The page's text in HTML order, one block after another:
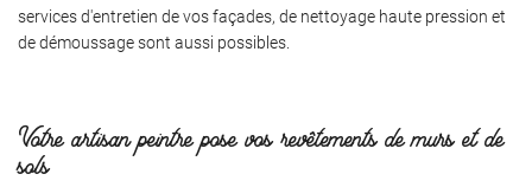
ACCUEIL
services d'entretien de vos façades, de nettoyage haute pression et
de démoussage sont aussi possibles.
Votre artisan peintre pose vos revêtements de murs et de
sols